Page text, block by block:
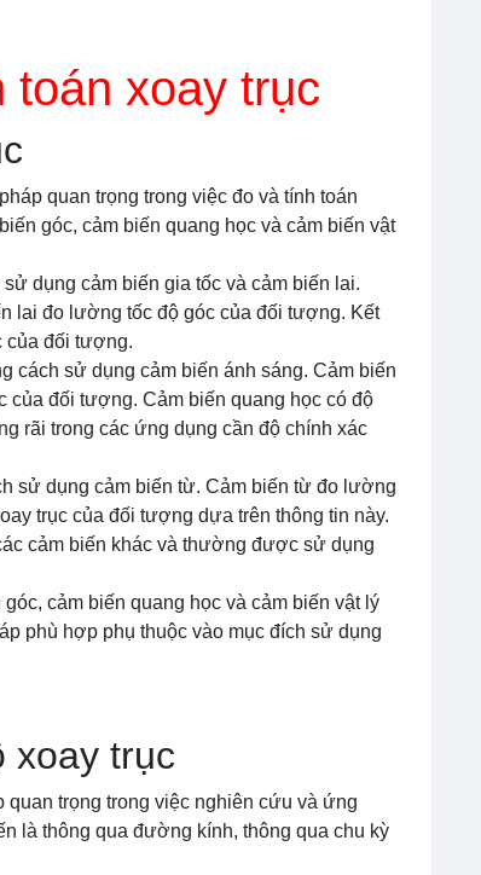
xoay trục
quan trọng trong việc đo và tính toán
góc, cảm biến quang học và cảm biến vật
dụng cảm biến gia tốc và cảm biến lai.
lai đo lường tốc độ góc của đối tượng. Kết
của đối tượng.
cách sử dụng cảm biến ánh sáng. Cảm biến
của đối tượng. Cảm biến quang học có độ
rãi trong các ứng dụng cần độ chính xác
sử dụng cảm biến từ. Cảm biến từ đo lường
trục của đối tượng dựa trên thông tin này.
cảm biến khác và thường được sử dụng
cảm biến quang học và cảm biến vật lý
phù hợp phụ thuộc vào mục đích sử dụng
xoay trục
trọng trong việc nghiên cứu và ứng
là thông qua đường kính, thông qua chu kỳ